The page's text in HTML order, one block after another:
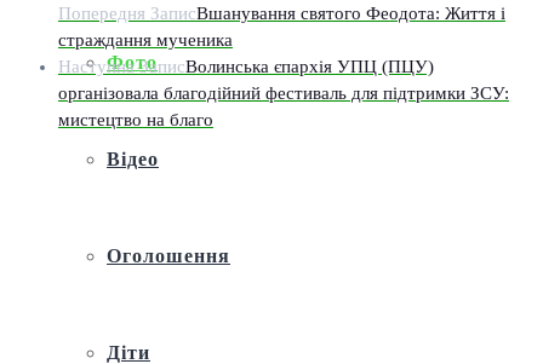
Фото
Відео
Оголошення
Діти
Попередня ЗаписВшанування святого Феодота: Життя і
страждання мученика
Наступна ЗаписВолинська єпархія УПЦ (ПЦУ)
організовала благодійний фестиваль для підтримки ЗСУ:
мистецтво на благо